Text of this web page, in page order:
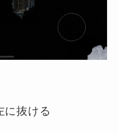
に抜ける